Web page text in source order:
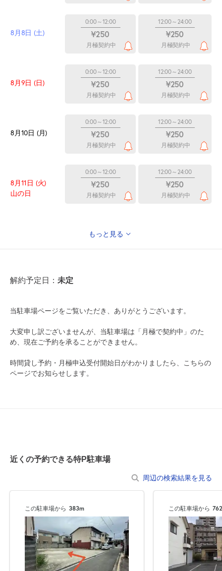
8月8日 (土)
0:00～12:00
¥250
月極契約中
12:00～24:00
¥250
月極契約中
8月9日 (日)
0:00～12:00
¥250
月極契約中
12:00～24:00
¥250
月極契約中
8月10日 (月)
0:00～12:00
¥250
月極契約中
12:00～24:00
¥250
月極契約中
8月11日 (火)
山の日
0:00～12:00
¥250
月極契約中
12:00～24:00
¥250
月極契約中
月極契約中 月極契約中
0:00～12:00
月極契約中 月極契約中
¥250
月極契約中
0:00～12:00
月極契約中
12:00～24:00
¥250
月極契約中
8月18日 (火)
0:00～12:00
¥250
月極契約中
12:00～24:00
¥250
月極契約中
もっと見る
解約予定日： 未定
当駐車場ページをご覧いただき、ありがとうございます。
大変申し訳ございませんが、当駐車場は「月極で契約中」のた
め、現在ご予約を承ることができません。
時間貸し予約・月極申込受付開始日がわかりましたら、こちらの
ページでお知らせします。
近くの予約できる特P駐車場
周辺の検索結果を見る
この駐車場から 383m この駐車場から